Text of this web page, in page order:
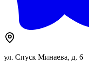
ул. Спуск Минаева, д. 6